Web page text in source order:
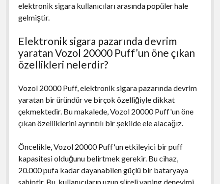
elektronik sigara kullanıcıları arasında popüler hale
gelmiştir.
Elektronik sigara pazarında devrim
yaratan Vozol 20000 Puff’un öne çıkan
özellikleri nelerdir?
Vozol 20000 Puff, elektronik sigara pazarında devrim
yaratan bir üründür ve birçok özelliğiyle dikkat
çekmektedir. Bu makalede, Vozol 20000 Puff'un öne
çıkan özelliklerini ayrıntılı bir şekilde ele alacağız.
Öncelikle, Vozol 20000 Puff'un etkileyici bir puff
kapasitesi olduğunu belirtmek gerekir. Bu cihaz,
20.000 pufa kadar dayanabilen güçlü bir bataryaya
sahiptir. Bu, kullanıcıların uzun süreli vaping deneyimi